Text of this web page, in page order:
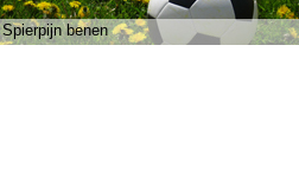
Spierpijn benen